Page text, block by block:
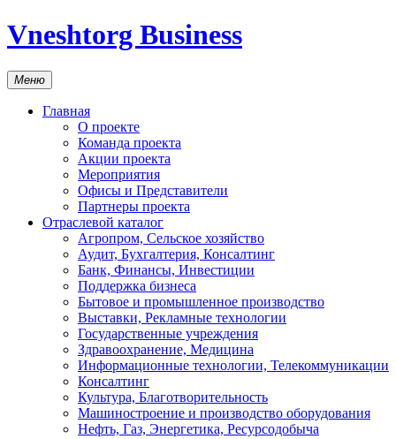
Vneshtorg Business
Меню
Главная
О проекте
Команда проекта
Акции проекта
Мероприятия
Офисы и Представители
Партнеры проекта
Отраслевой каталог
Агропром, Сельское хозяйство
Аудит, Бухгалтерия, Консалтинг
Банк, Финансы, Инвестиции
Поддержка бизнеса
Бытовое и промышленное производство
Выставки, Рекламные технологии
Государственные учреждения
Здравоохранение, Медицина
Информационные технологии, Телекоммуникации
Консалтинг
Культура, Благотворительность
Машиностроение и производство оборудования
Нефть, Газ, Энергетика, Ресурсодобыча